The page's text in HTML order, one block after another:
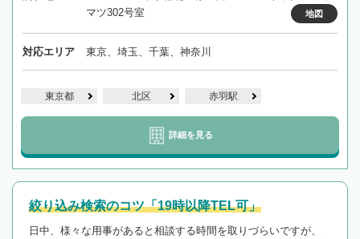
マツ302号室
地図
対応エリア 東京、埼玉、千葉、神奈川
東京都 北区 赤羽駅
詳細を見る
絞り込み検索のコツ「19時以降TEL可」
日中、様々な用事があると相談する時間を取りづらいですが、